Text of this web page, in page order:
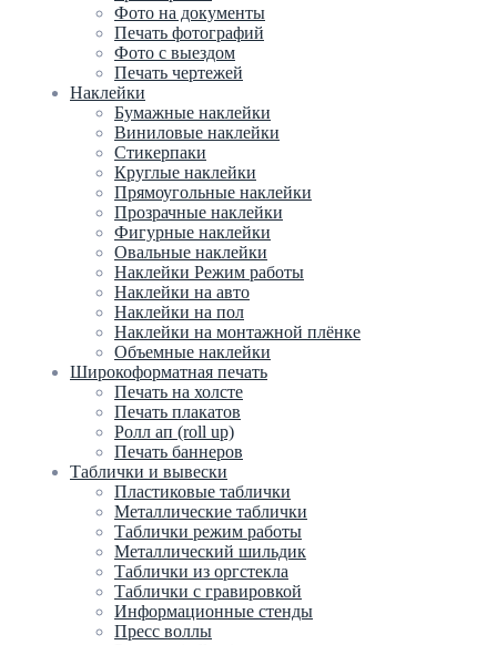
Фото на документы
Печать фотографий
Фото с выездом
Печать чертежей
Наклейки
Бумажные наклейки
Виниловые наклейки
Стикерпаки
Круглые наклейки
Прямоугольные наклейки
Прозрачные наклейки
Фигурные наклейки
Овальные наклейки
Наклейки Режим работы
Наклейки на авто
Наклейки на пол
Наклейки на монтажной плёнке
Объемные наклейки
Широкоформатная печать
Печать на холсте
Печать плакатов
Ролл ап (roll up)
Печать баннеров
Таблички и вывески
Пластиковые таблички
Металлические таблички
Таблички режим работы
Металлический шильдик
Таблички из оргстекла
Таблички с гравировкой
Информационные стенды
Пресс воллы